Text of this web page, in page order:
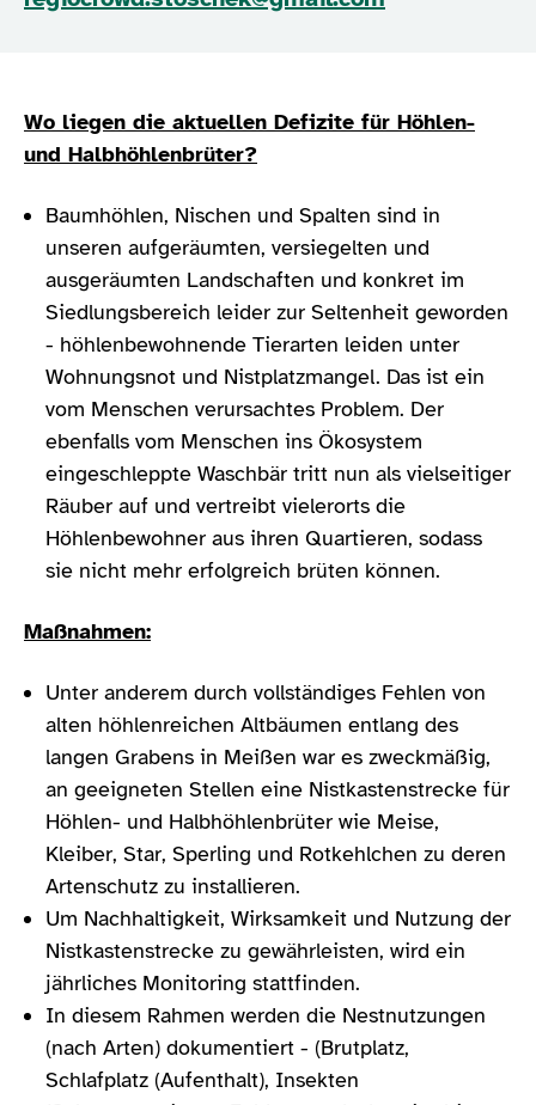
Wo liegen die aktuellen Defizite für Höhlen-
und Halbhöhlenbrüter?
Baumhöhlen, Nischen und Spalten sind in
unseren aufgeräumten, versiegelten und
ausgeräumten Landschaften und konkret im
Siedlungsbereich leider zur Seltenheit geworden
- höhlenbewohnende Tierarten leiden unter
Wohnungsnot und Nistplatzmangel. Das ist ein
vom Menschen verursachtes Problem. Der
ebenfalls vom Menschen ins Ökosystem
eingeschleppte Waschbär tritt nun als vielseitiger
Räuber auf und vertreibt vielerorts die
Höhlenbewohner aus ihren Quartieren, sodass
sie nicht mehr erfolgreich brüten können.
Maßnahmen:
Unter anderem durch vollständiges Fehlen von
alten höhlenreichen Altbäumen entlang des
langen Grabens in Meißen war es zweckmäßig,
an geeigneten Stellen eine Nistkastenstrecke für
Höhlen- und Halbhöhlenbrüter wie Meise,
Kleiber, Star, Sperling und Rotkehlchen zu deren
Artenschutz zu installieren.
Um Nachhaltigkeit, Wirksamkeit und Nutzung der
Nistkastenstrecke zu gewährleisten, wird ein
jährliches Monitoring stattfinden.
In diesem Rahmen werden die Nestnutzungen
(nach Arten) dokumentiert - (Brutplatz,
Schlafplatz (Aufenthalt), Insekten